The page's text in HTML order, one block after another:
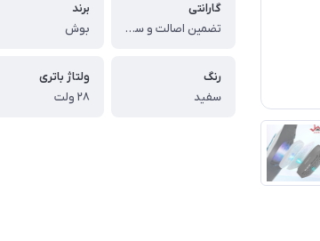
گارانتی
تضمین اصالت و سلامت کالا (اورجینال)
برند
بوش
رنگ
سفید
ولتاژ باتری
۲۸ ولت